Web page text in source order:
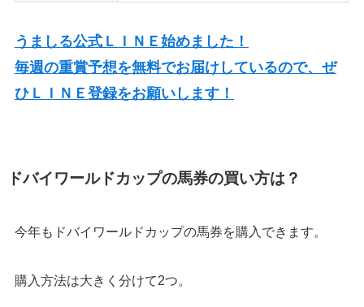
うましる公式ＬＩＮＥ始めました！
毎週の重賞予想を無料でお届けしているので、ぜ
ひＬＩＮＥ登録をお願いします！
ドバイワールドカップの馬券の買い方は？
今年もドバイワールドカップの馬券を購入できます。
購入方法は大きく分けて2つ。